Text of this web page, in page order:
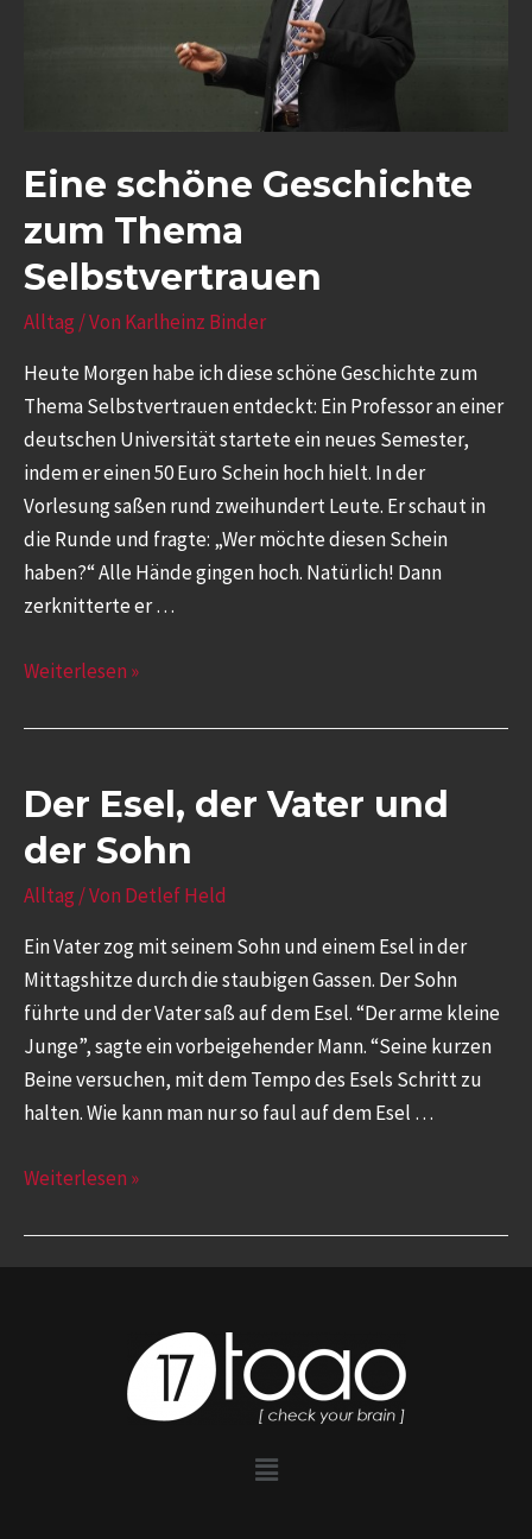
Eine schöne Geschichte
zum Thema
Selbstvertrauen
Alltag / Von Karlheinz Binder
Heute Morgen habe ich diese schöne Geschichte zum
Thema Selbstvertrauen entdeckt: Ein Professor an einer
deutschen Universität startete ein neues Semester,
indem er einen 50 Euro Schein hoch hielt. In der
Vorlesung saßen rund zweihundert Leute. Er schaut in
die Runde und fragte: „Wer möchte diesen Schein
haben?“ Alle Hände gingen hoch. Natürlich! Dann
zerknitterte er …
Weiterlesen »
Der Esel, der Vater und
der Sohn
Alltag / Von Detlef Held
Ein Vater zog mit seinem Sohn und einem Esel in der
Mittagshitze durch die staubigen Gassen. Der Sohn
führte und der Vater saß auf dem Esel. “Der arme kleine
Junge”, sagte ein vorbeigehender Mann. “Seine kurzen
Beine versuchen, mit dem Tempo des Esels Schritt zu
halten. Wie kann man nur so faul auf dem Esel …
Weiterlesen »